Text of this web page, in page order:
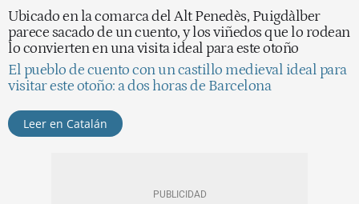
Ubicado en la comarca del Alt Penedès, Puigdàlber
parece sacado de un cuento, y los viñedos que lo rodean
lo convierten en una visita ideal para este otoño
El pueblo de cuento con un castillo medieval ideal para
visitar este otoño: a dos horas de Barcelona
Leer en Catalán